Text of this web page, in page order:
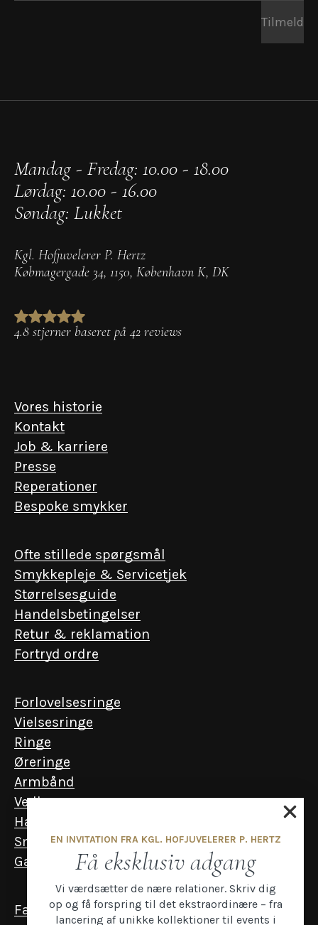
Tilmeld
Mandag - Fredag: 10.00 - 18.00
Lørdag: 10.00 - 16.00
Søndag: Lukket
Kgl. Hofjuvelerer P. Hertz
Købmagergade 34, 1150, København K, DK
4.8 stjerner baseret på 42 reviews
Vores historie
Kontakt
Job & karriere
Presse
Reperationer
Bespoke smykker
Ofte stillede spørgsmål
Smykkepleje & Servicetjek
Størrelsesguide
Handelsbetingelser
Retur & reklamation
Fortryd ordre
Forlovelsesringe
Vielsesringe
Ringe
Øreringe
Armbånd
Vedhæng
Halskæder
Smykker til mænd
Gavekort
Facebook
EN INVITATION FRA KGL. HOFJUVELERER P. HERTZ
Få eksklusiv adgang
Vi værdsætter de nære relationer. Skriv dig
op og få forspring til det ekstraordinære – fra
lancering af unikke kollektioner til events i